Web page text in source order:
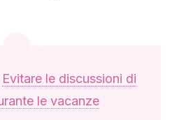
Evitare le discussioni di
le vacanze